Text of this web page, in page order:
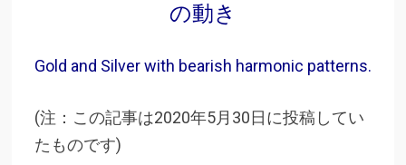
の動き
Gold and Silver with bearish harmonic patterns.
(注：この記事は2020年5月30日に投稿してい
たものです)